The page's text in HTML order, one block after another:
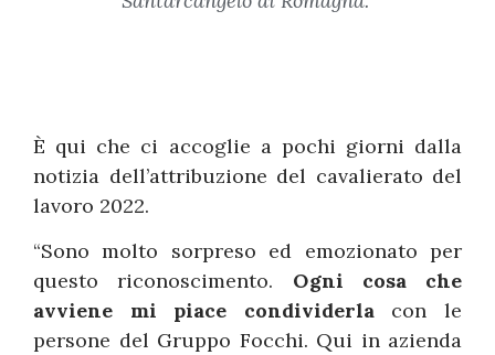
È qui che ci accoglie a pochi giorni dalla
notizia dell’attribuzione del cavalierato del
lavoro 2022.
“Sono molto sorpreso ed emozionato per
questo riconoscimento. Ogni cosa che
avviene mi piace condividerla con le
persone del Gruppo Focchi. Qui in azienda